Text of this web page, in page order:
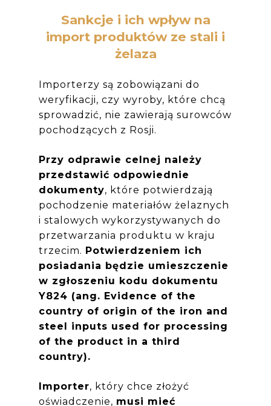
Sankcje i ich wpływ na
import produktów ze stali i
żelaza
Importerzy są zobowiązani do
weryfikacji, czy wyroby, które chcą
sprowadzić, nie zawierają surowców
pochodzących z Rosji.
Przy odprawie celnej należy
przedstawić odpowiednie
dokumenty, które potwierdzają
pochodzenie materiałów żelaznych
i stalowych wykorzystywanych do
przetwarzania produktu w kraju
trzecim. Potwierdzeniem ich
posiadania będzie umieszczenie
w zgłoszeniu kodu dokumentu
Y824 (ang. Evidence of the
country of origin of the iron and
steel inputs used for processing
of the product in a third
country).
Importer, który chce złożyć
oświadczenie, musi mieć